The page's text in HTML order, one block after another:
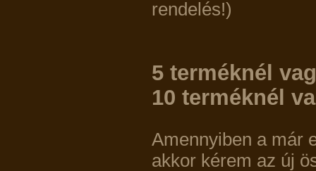
rendelés!)
5 terméknél
10 terméknél
Amennyiben a már
akkor kérem az új